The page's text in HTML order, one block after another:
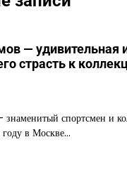
— удивительная
страсть к
спортсмен и
в Москве…